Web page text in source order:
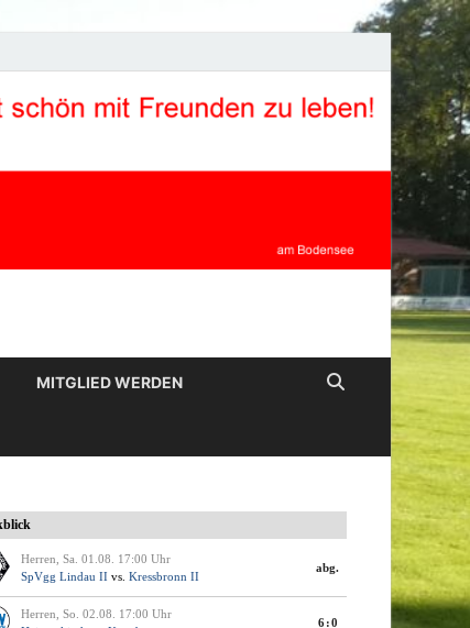
MITGLIED WERDEN